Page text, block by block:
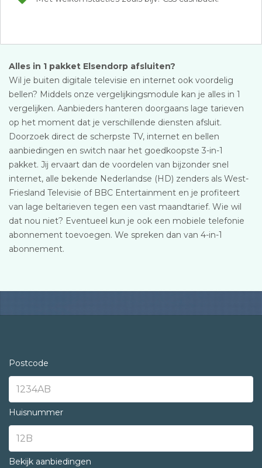
Alles in 1 pakket Elsendorp afsluiten?
Wil je buiten digitale televisie en internet ook voordelig
bellen? Middels onze vergelijkingsmodule kan je alles in 1
vergelijken. Aanbieders hanteren doorgaans lage tarieven
op het moment dat je verschillende diensten afsluit.
Doorzoek direct de scherpste TV, internet en bellen
aanbiedingen en switch naar het goedkoopste 3-in-1
pakket. Jij ervaart dan de voordelen van bijzonder snel
internet, alle bekende Nederlandse (HD) zenders als West-
Friesland Televisie of BBC Entertainment en je profiteert
van lage beltarieven tegen een vast maandtarief. Wie wil
dat nou niet? Eventueel kun je ook een mobiele telefonie
abonnement toevoegen. We spreken dan van 4-in-1
abonnement.
Postcode
Huisnummer
Bekijk aanbiedingen